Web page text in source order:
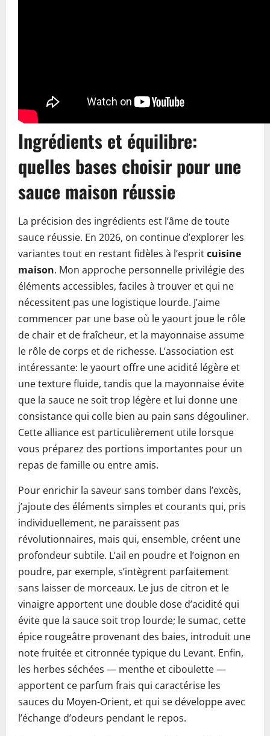
Ingrédients et équilibre:
quelles bases choisir pour une
sauce maison réussie
La précision des ingrédients est l’âme de toute
sauce réussie. En 2026, on continue d’explorer les
variantes tout en restant fidèles à l’espritcuisine
maison. Mon approche personnelle privilégie des
éléments accessibles, faciles à trouver et qui ne
nécessitent pas une logistique lourde. J’aime
commencer par une base où le yaourt joue le rôle
de chair et de fraîcheur, et la mayonnaise assume
le rôle de corps et de richesse. L’association est
intéressante: le yaourt offre une acidité légère et
une texture fluide, tandis que la mayonnaise évite
que la sauce ne soit trop légère et lui donne une
consistance qui colle bien au pain sans dégouliner.
Cette alliance est particulièrement utile lorsque
vous préparez des portions importantes pour un
repas de famille ou entre amis.
Pour enrichir la saveur sans tomber dans l’excès,
j’ajoute des éléments simples et courants qui, pris
individuellement, ne paraissent pas
révolutionnaires, mais qui, ensemble, créent une
profondeur subtile. L’ail en poudre et l’oignon en
poudre, par exemple, s’intègrent parfaitement
sans laisser de morceaux. Le jus de citron et le
vinaigre apportent une double dose d’acidité qui
évite que la sauce soit trop lourde; le sumac, cette
épice rougeâtre provenant des baies, introduit une
note fruitée et citronnée typique du Levant. Enfin,
les herbes séchées — menthe et ciboulette —
apportent ce parfum frais qui caractérise les
sauces du Moyen-Orient, et qui se développe avec
l’échange d’odeurs pendant le repos.